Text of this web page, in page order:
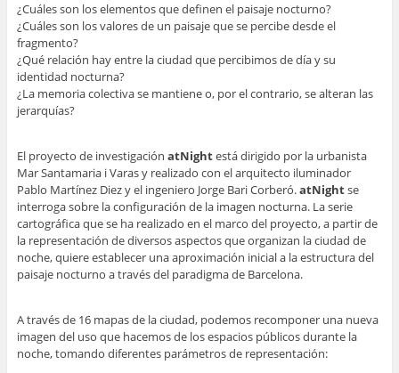
¿Cuáles son los elementos que definen el paisaje nocturno?
¿Cuáles son los valores de un paisaje que se percibe desde el
fragmento?
¿Qué relación hay entre la ciudad que percibimos de día y su
identidad nocturna?
¿La memoria colectiva se mantiene o, por el contrario, se alteran las
jerarquías?
El proyecto de investigación atNightestá dirigido por la urbanista
Mar Santamaria i Varas y realizado con el arquitecto iluminador
Pablo Martínez Diez y el ingeniero Jorge Bari Corberó.atNightse
interroga sobre la configuración de la imagen nocturna. La serie
cartográfica que se ha realizado en el marco del proyecto, a partir de
la representación de diversos aspectos que organizan la ciudad de
noche, quiere establecer una aproximación inicial a la estructura del
paisaje nocturno a través del paradigma de Barcelona.
A través de 16 mapas de la ciudad, podemos recomponer una nueva
imagen del uso que hacemos de los espacios públicos durante la
noche, tomando diferentes parámetros de representación: